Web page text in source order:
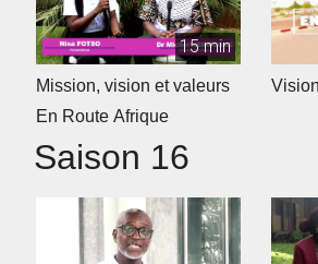
15 min
Mission, vision et valeurs
En Route Afrique
Saison 16